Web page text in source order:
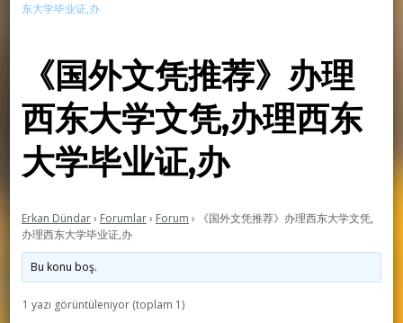
东大学毕业证,办
《国外文凭推荐》办理
西东大学文凭,办理西东
大学毕业证,办
Erkan Dündar› Forumlar› Forum ›
《国外文凭推荐》办理西东大学文凭,
办理西东大学毕业证,办
Bu konu boş.
1 yazı görüntüleniyor (toplam 1)